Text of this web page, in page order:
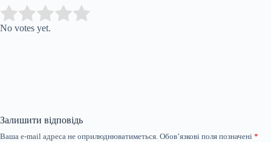
Rate this item:
No votes yet.
Залишити відповідь
Ваша e-mail адреса не оприлюднюватиметься. Обов’язкові поля позначені *